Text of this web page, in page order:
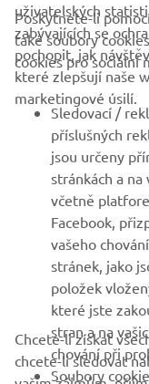
FIREMNÍ
B2B
VÍCE YAMAHA
PODPORA
ZPRAVODAJ
Získejte jako první
speciálních akcích,
uživatelských
zabývajících se
pochopit, jak
které zlepšují naše
marketingové úsilí.
Poskytnete-li
také soubory
cookies pro sociální
Sledovací /
příslušných
jsou určeny
stránkách a
včetně
Facebook,
vašeho
stránek, jako
položek
které jste
stran a na
chování při
Soubory
Chcete-li získat
chcete-li sledovat